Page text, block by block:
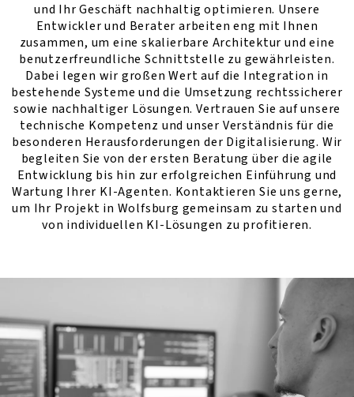
und Ihr Geschäft nachhaltig optimieren. Unsere
Entwickler und Berater arbeiten eng mit Ihnen
zusammen, um eine skalierbare Architektur und eine
benutzerfreundliche Schnittstelle zu gewährleisten.
Dabei legen wir großen Wert auf die Integration in
bestehende Systeme und die Umsetzung rechtssicherer
sowie nachhaltiger Lösungen. Vertrauen Sie auf unsere
technische Kompetenz und unser Verständnis für die
besonderen Herausforderungen der Digitalisierung. Wir
begleiten Sie von der ersten Beratung über die agile
Entwicklung bis hin zur erfolgreichen Einführung und
Wartung Ihrer KI-Agenten. Kontaktieren Sie uns gerne,
um Ihr Projekt in Wolfsburg gemeinsam zu starten und
von individuellen KI-Lösungen zu profitieren.